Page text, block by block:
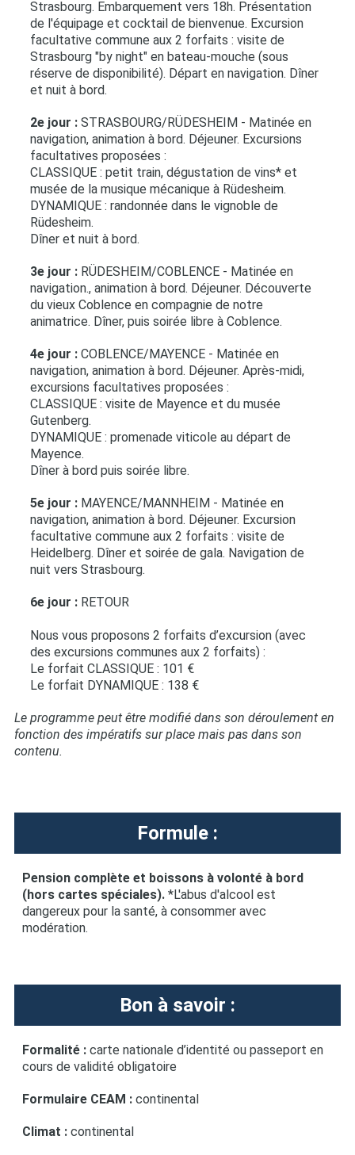
Strasbourg. Embarquement vers 18h. Présentation
de l'équipage et cocktail de bienvenue. Excursion
facultative commune aux 2 forfaits : visite de
Strasbourg "by night" en bateau-mouche (sous
réserve de disponibilité). Départ en navigation. Dîner
et nuit à bord.
2e jour : STRASBOURG/RÜDESHEIM - Matinée en
navigation, animation à bord. Déjeuner. Excursions
facultatives proposées :
CLASSIQUE : petit train, dégustation de vins* et
musée de la musique mécanique à Rüdesheim.
DYNAMIQUE : randonnée dans le vignoble de
Rüdesheim.
Dîner et nuit à bord.
3e jour : RÜDESHEIM/COBLENCE - Matinée en
navigation., animation à bord. Déjeuner. Découverte
du vieux Coblence en compagnie de notre
animatrice. Dîner, puis soirée libre à Coblence.
4e jour : COBLENCE/MAYENCE - Matinée en
navigation, animation à bord. Déjeuner. Après-midi,
excursions facultatives proposées :
CLASSIQUE : visite de Mayence et du musée
Gutenberg.
DYNAMIQUE : promenade viticole au départ de
Mayence.
Dîner à bord puis soirée libre.
5e jour : MAYENCE/MANNHEIM - Matinée en
navigation, animation à bord. Déjeuner. Excursion
facultative commune aux 2 forfaits : visite de
Heidelberg. Dîner et soirée de gala. Navigation de
nuit vers Strasbourg.
6e jour : RETOUR
Nous vous proposons 2 forfaits d’excursion (avec
des excursions communes aux 2 forfaits) :
Le forfait CLASSIQUE : 101 €
Le forfait DYNAMIQUE : 138 €
Le programme peut être modifié dans son déroulement en
fonction des impératifs sur place mais pas dans son
contenu.
Formule :
Pension complète et boissons à volonté à bord
(hors cartes spéciales). *L'abus d'alcool est
dangereux pour la santé, à consommer avec
modération.
Bon à savoir :
Formalité : carte nationale d’identité ou passeport en
cours de validité obligatoire
Formulaire CEAM : continental
Climat : continental